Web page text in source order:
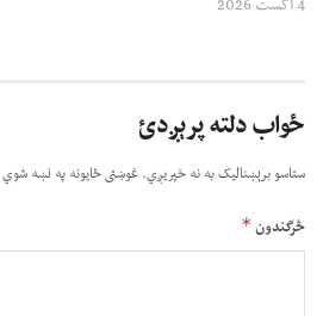
4 اگست 2026
ځواب دلته پرېږدئ
ستاسو برېښناليک به نه خپريږي.غوښتى ځایونه په نښه شوي
څرگندون*